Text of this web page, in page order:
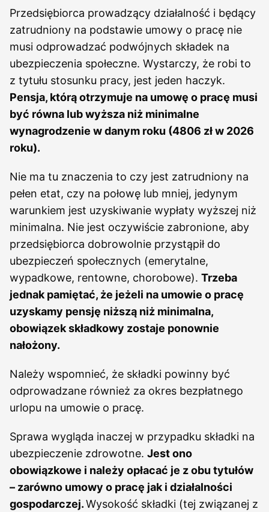
Przedsiębiorca prowadzący działalność i będący
zatrudniony na podstawie umowy o pracę nie
musi odprowadzać podwójnych składek na
ubezpieczenia społeczne. Wystarczy, że robi to
z tytułu stosunku pracy, jest jeden haczyk.
Pensja, którą otrzymuje na umowę o pracę musi
być równa lub wyższa niż minimalne
wynagrodzenie w danym roku (4806 zł w 2026
roku).
Nie ma tu znaczenia to czy jest zatrudniony na
pełen etat, czy na połowę lub mniej, jedynym
warunkiem jest uzyskiwanie wypłaty wyższej niż
minimalna. Nie jest oczywiście zabronione, aby
przedsiębiorca dobrowolnie przystąpił do
ubezpieczeń społecznych (emerytalne,
wypadkowe, rentowne, chorobowe). Trzeba
jednak pamiętać, że jeżeli na umowie o pracę
uzyskamy pensję niższą niż minimalna,
obowiązek składkowy zostaje ponownie
nałożony.
Należy wspomnieć, że składki powinny być
odprowadzane również za okres bezpłatnego
urlopu na umowie o pracę.
Sprawa wygląda inaczej w przypadku składki na
ubezpieczenie zdrowotne. Jest ono
obowiązkowe i należy opłacać je z obu tytułów
– zarówno umowy o pracę jak i działalności
gospodarczej.Wysokość składki (tej związanej z